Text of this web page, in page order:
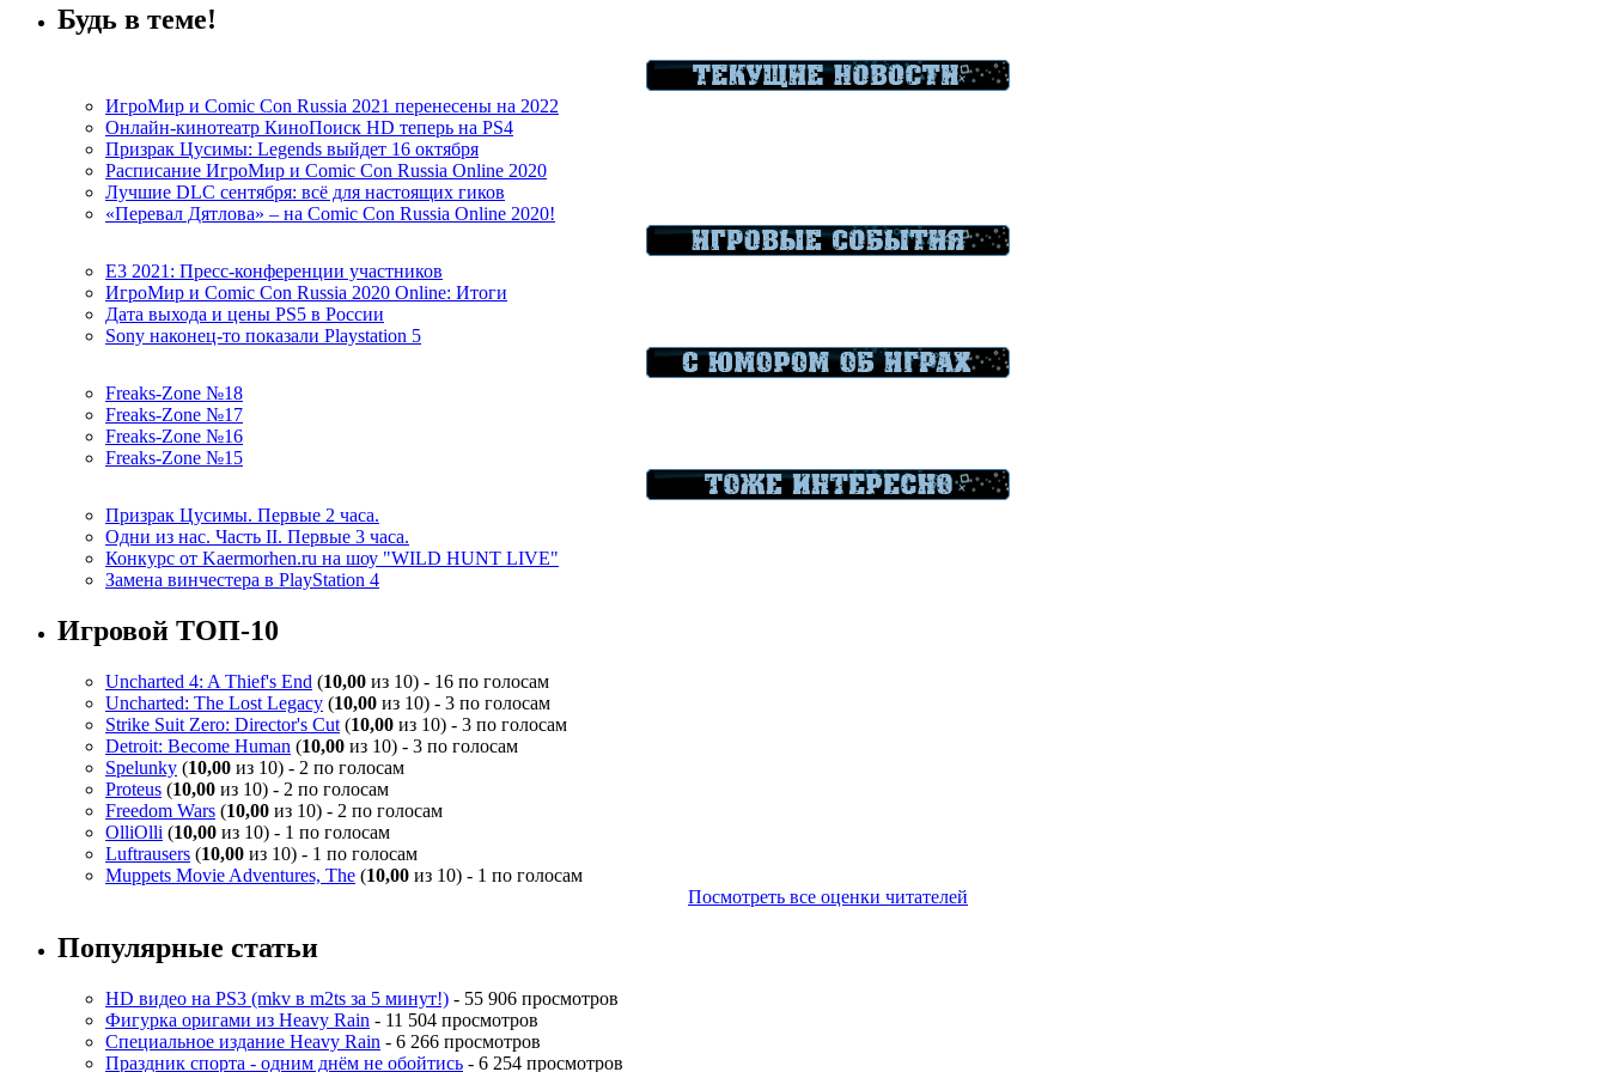
Будь в теме!
ИгроМир и Comic Con Russia 2021 перенесены на 2022
Онлайн-кинотеатр КиноПоиск HD теперь на PS4
Призрак Цусимы: Legends выйдет 16 октября
Расписание ИгроМир и Comic Con Russia Online 2020
Лучшие DLC сентября: всё для настоящих гиков
«Перевал Дятлова» – на Comic Con Russia Online 2020!
E3 2021: Пресс-конференции участников
ИгроМир и Comic Con Russia 2020 Online: Итоги
Дата выхода и цены PS5 в России
Sony наконец-то показали Playstation 5
Freaks-Zone №18
Freaks-Zone №17
Freaks-Zone №16
Freaks-Zone №15
Призрак Цусимы. Первые 2 часа.
Одни из нас. Часть II. Первые 3 часа.
Конкурс от Kaermorhen.ru на шоу "WILD HUNT LIVE"
Замена винчестера в PlayStation 4
Игровой ТОП-10
Uncharted 4: A Thief's End (10,00 из 10) - 16 по голосам
Uncharted: The Lost Legacy (10,00 из 10) - 3 по голосам
Strike Suit Zero: Director's Cut (10,00 из 10) - 3 по голосам
Detroit: Become Human (10,00 из 10) - 3 по голосам
Spelunky (10,00 из 10) - 2 по голосам
Proteus (10,00 из 10) - 2 по голосам
Freedom Wars (10,00 из 10) - 2 по голосам
OlliOlli (10,00 из 10) - 1 по голосам
Luftrausers (10,00 из 10) - 1 по голосам
Muppets Movie Adventures, The (10,00 из 10) - 1 по голосам
Посмотреть все оценки читателей
Популярные статьи
HD видео на PS3 (mkv в m2ts за 5 минут!) - 55 906 просмотров
Фигурка оригами из Heavy Rain - 11 504 просмотров
Специальное издание Heavy Rain - 6 266 просмотров
Праздник спорта - одним днём не обойтись - 6 254 просмотров